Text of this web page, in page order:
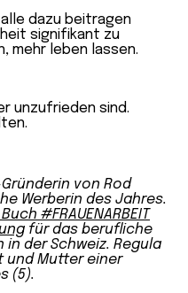
dazu beitragen
signifikant zu
mehr leben lassen.
von Rod
Werberin des Jahres.
#FRAUENARBEIT
für das berufliche
in der Schweiz. Regula
und Mutter einer
(5).